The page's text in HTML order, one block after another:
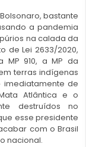
bastante
a pandemia
na calada da
de Lei 2633/2020,
MP 910, a MP da
terras indígenas
imediatamente de
Atlântica e o
destruídos no
esse presidente
com o Brasil
nacional.